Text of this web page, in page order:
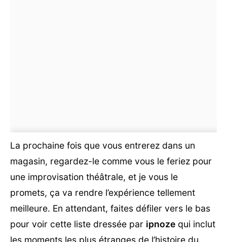
La prochaine fois que vous entrerez dans un
magasin, regardez-le comme vous le feriez pour
une improvisation théâtrale, et je vous le
promets, ça va rendre l’expérience tellement
meilleure. En attendant, faites défiler vers le bas
pour voir cette liste dressée par ipnoze qui inclut
les moments les plus étranges de l’histoire du